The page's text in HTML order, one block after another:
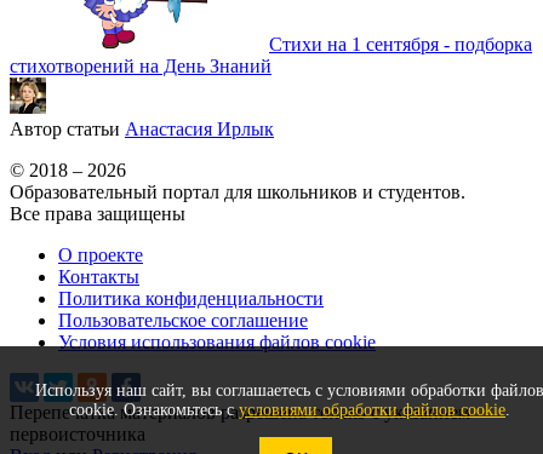
Стихи на 1 сентября - подборка
стихотворений на День Знаний
Автор статьи Анастасия Ирлык
Используя наш сайт, вы соглашаетесь с условиями обработки файлов
cookie. Ознакомьтесь сусловиями обработки файлов cookie.
© 2018 – 2026
Образовательный портал для школьников и студентов.
Все права защищены
О проекте
Контакты
Политика конфиденциальности
Пользовательское соглашение
Условия использования файлов cookie
Перепечатка материалов разрешена только с указанием
первоисточника